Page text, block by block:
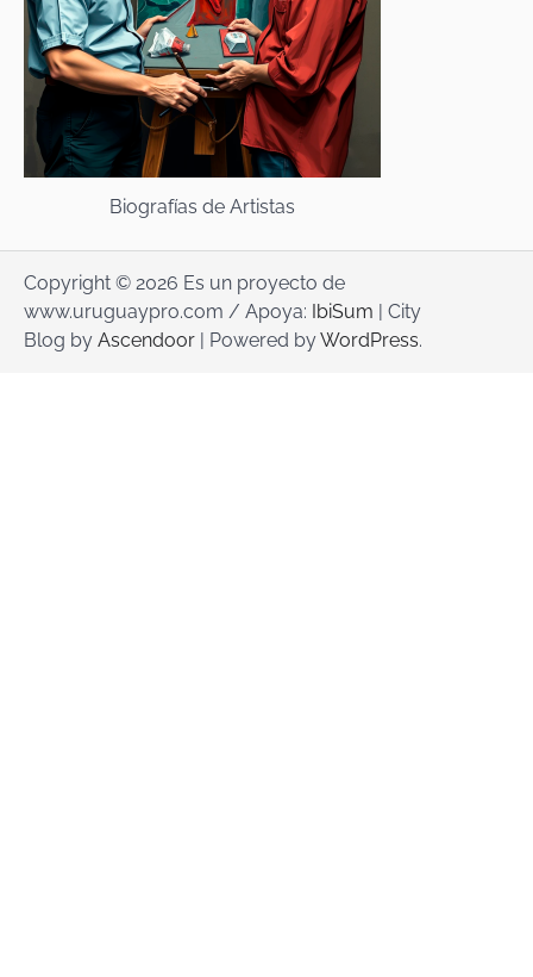
Biografías de Artistas
Copyright © 2026 Es un proyecto de
www.uruguaypro.com / Apoya: IbiSum | City
Blog by Ascendoor | Powered byWordPress.